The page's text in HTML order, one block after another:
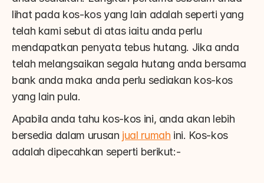
lihat pada kos-kos yang lain adalah seperti yang
telah kami sebut di atas iaitu anda perlu
mendapatkan penyata tebus hutang. Jika anda
telah melangsaikan segala hutang anda bersama
bank anda maka anda perlu sediakan kos-kos
yang lain pula.
Apabila anda tahu kos-kos ini, anda akan lebih
bersedia dalam urusan jual rumah ini. Kos-kos
adalah dipecahkan seperti berikut:-